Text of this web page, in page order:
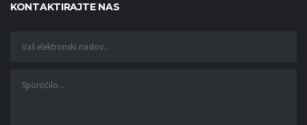
KONTAKTIRAJTE NAS